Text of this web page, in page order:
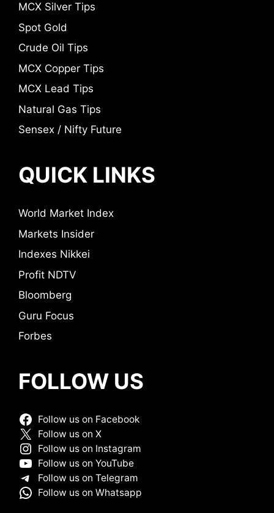
MCX Silver Tips
Spot Gold
Crude Oil Tips
MCX Copper Tips
MCX Lead Tips
Natural Gas Tips
Sensex / Nifty Future
QUICK LINKS
World Market Index
Markets Insider
Indexes Nikkei
Profit NDTV
Bloomberg
Guru Focus
Forbes
FOLLOW US
Follow us on Facebook
Follow us on X
Follow us on Instagram
Follow us on YouTube
Follow us on Telegram
Follow us on Whatsapp